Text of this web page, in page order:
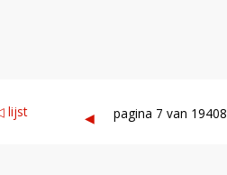
lijst ◀︎ pagina 7 van 19408